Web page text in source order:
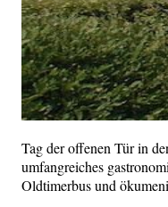
Tag der offenen Tür in
umfangreiches
Oldtimerbus und